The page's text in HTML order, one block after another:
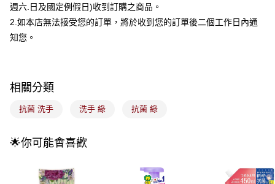
全盈+PAY
大哥付你分期
相關說明
流程，驗證手機門號後，選擇欲分期的期數、繳款截止日，確認付款後即完
3.實際核准額度、可分期數及費用金額請依後續交易確認頁面所載為準。
法說明評估內容。
1.分期款項不併入電信帳單，「大哥付你分期」於每月結算日後寄送繳費提
醒簡訊。
運送方式
全家取貨付款
每筆NT$100，滿NT$899(含以上)免運費
週六.日及國定例假日)收到訂購之商品。
2.如本店無法接受您的訂單，將於收到您的訂單後二個工作日內通
知您。
相關分類
抗菌 洗手 洗手 綠 抗菌 綠
🌟你可能會喜歡